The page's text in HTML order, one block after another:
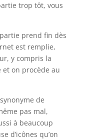
trop tôt, vous
prend fin dès
est remplie,
y compris la
on procède au
de
pas mal,
à beaucoup
d’icônes qu’on